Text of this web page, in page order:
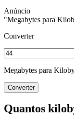
"Megabytes para
Converter
Megabytes para
Converter
Quantos